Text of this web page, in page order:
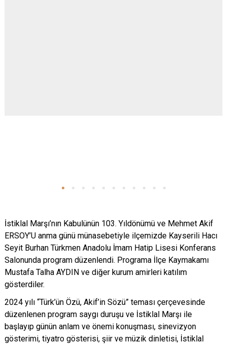
İstiklal Marşı’nın Kabulünün 103. Yıldönümü ve Mehmet Akif
ERSOY’U anma günü münasebetiyle ilçemizde Kayserili Hacı
Seyit Burhan Türkmen Anadolu İmam Hatip Lisesi Konferans
Salonunda program düzenlendi. Programa İlçe Kaymakamı
Mustafa Talha AYDIN ve diğer kurum amirleri katılım
gösterdiler.
2024 yılı “Türk’ün Özü, Akif’in Sözü” teması çerçevesinde
düzenlenen program saygı duruşu ve İstiklal Marşı ile
başlayıp günün anlam ve önemi konuşması, sinevizyon
gösterimi, tiyatro gösterisi, şiir ve müzik dinletisi, İstiklal